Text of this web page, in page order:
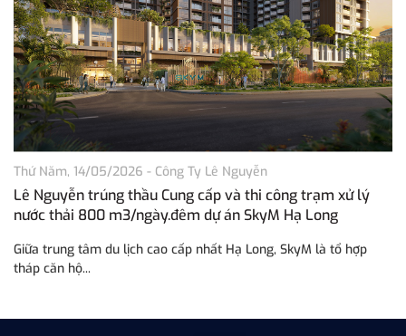
Thứ Năm, 14/05/2026 - Công Ty Lê Nguyễn
Lê Nguyễn trúng thầu Cung cấp và thi công trạm xử lý
nước thải 800 m3/ngày.đêm dự án SkyM Hạ Long
Giữa trung tâm du lịch cao cấp nhất Hạ Long, SkyM là tổ hợp
tháp căn hộ...